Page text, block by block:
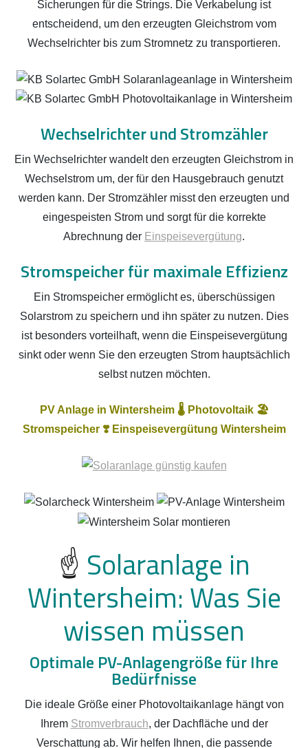
Sicherungen für die Strings. Die Verkabelung ist
entscheidend, um den erzeugten Gleichstrom vom
Wechselrichter bis zum Stromnetz zu transportieren.
Wechselrichter und Stromzähler
Ein Wechselrichter wandelt den erzeugten Gleichstrom in
Wechselstrom um, der für den Hausgebrauch genutzt
werden kann. Der Stromzähler misst den erzeugten und
eingespeisten Strom und sorgt für die korrekte
Abrechnung der Einspeisevergütung.
Stromspeicher für maximale Effizienz
Ein Stromspeicher ermöglicht es, überschüssigen
Solarstrom zu speichern und ihn später zu nutzen. Dies
ist besonders vorteilhaft, wenn die Einspeisevergütung
sinkt oder wenn Sie den erzeugten Strom hauptsächlich
selbst nutzen möchten.
PV Anlage in Wintersheim 🌡️ Photovoltaik 🏖️
Stromspeicher ❣️ Einspeisevergütung Wintersheim
☝️ Solaranlage in
Wintersheim: Was Sie
wissen müssen
Optimale PV-Anlagengröße für Ihre
Bedürfnisse
Die ideale Größe einer Photovoltaikanlage hängt von
Ihrem Stromverbrauch, der Dachfläche und der
Verschattung ab. Wir helfen Ihnen, die passende